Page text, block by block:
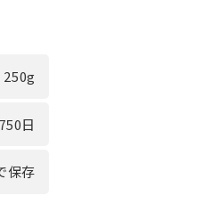
250g
750日
保存